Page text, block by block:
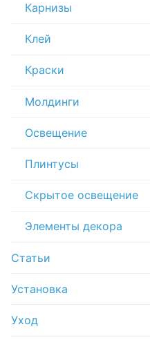
Карнизы
Клей
Краски
Молдинги
Освещение
Плинтусы
Скрытое освещение
Элементы декора
Статьи
Установка
Уход